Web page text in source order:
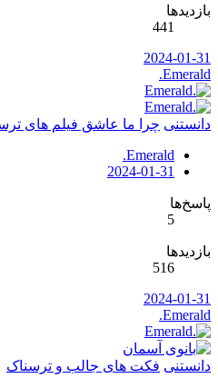
بازدیدها
441
2024-01-31
.Emerald
دانستنی چرا ما عاشق فیلم های
.Emerald
2024-01-31
پاسخ‌ها
5
بازدیدها
516
2024-01-31
.Emerald
دانستنی فکت های جالب و ترسناک